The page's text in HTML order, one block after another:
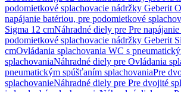
podomietkové splachovacie nádržky Geberit
napájanie batériou, pre podomietkové
Sigma 12 cmNáhradné diely pre Pre
podomietkové splachovacie nádržky Geberit
cmOvládania splachovania WC s
splachovaniaNáhradné diely pre Ovládania
pneumatickým spúšťaním splachovaniaPre
splachovanieNáhradné diely pre Pre dvojité